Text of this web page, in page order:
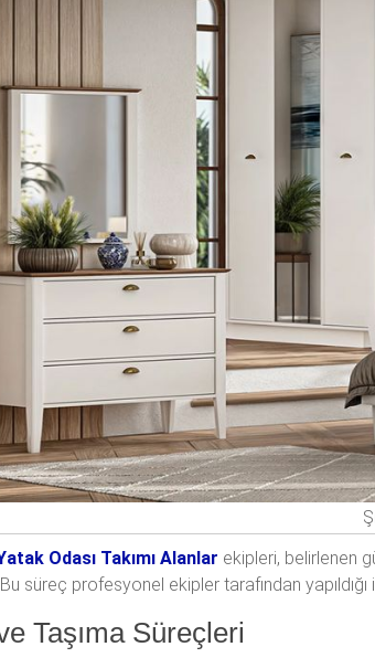
Odası Takımı Alanlar ekipleri, belirlenen
süreç profesyonel ekipler tarafından
Taşıma Süreçleri